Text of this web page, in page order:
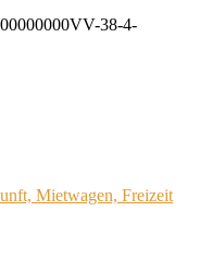
38-4-